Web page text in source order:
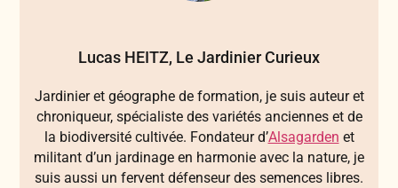
Lucas HEITZ, Le Jardinier Curieux
Jardinier et géographe de formation, je suis auteur et
chroniqueur, spécialiste des variétés anciennes et de
la biodiversité cultivée. Fondateur d’Alsagarden et
militant d’un jardinage en harmonie avec la nature, je
suis aussi un fervent défenseur des semences libres.